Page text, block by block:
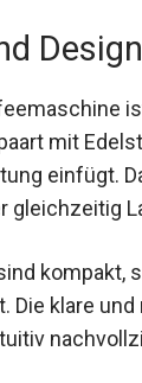
Design
mit
einfügt.
gleichzeitig
kompakt,
Die klare